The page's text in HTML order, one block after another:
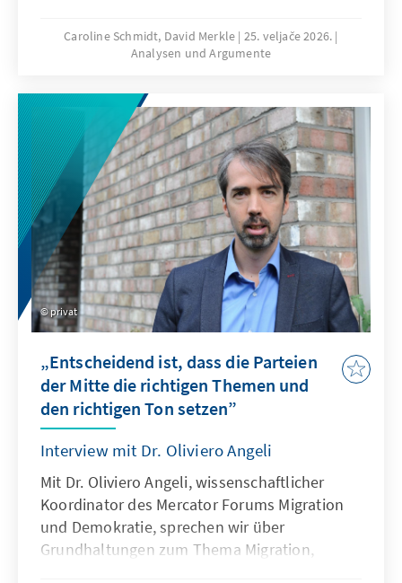
seine Grenzen, was die gezielte Anwerbung
ausländischer Fach- und Arbeitskräfte auf
Deutschland und Europa könnte mit China ein
neuer Wettbewerber im globalen Wettbewerb
um Talente entstehen.
Caroline Schmidt, David Merkle 25. veljače 2026.
Analysen und Argumente
privat
„Entscheidend ist, dass die Parteien
der Mitte die richtigen Themen und
den richtigen Ton setzen”
Interview mit Dr. Oliviero Angeli
Mit Dr. Oliviero Angeli, wissenschaftlicher
Koordinator des Mercator Forums Migration
und Demokratie, sprechen wir über
Grundhaltungen zum Thema Migration,